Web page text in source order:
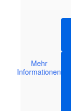
Mehr
Informationen